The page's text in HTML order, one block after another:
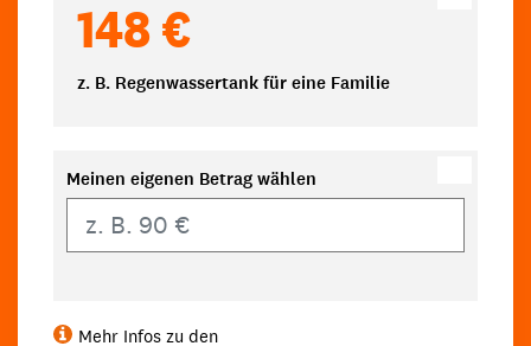
148 €
z. B. Regenwassertank für eine Familie
Meinen eigenen Betrag wählen
Mehr Infos zu den